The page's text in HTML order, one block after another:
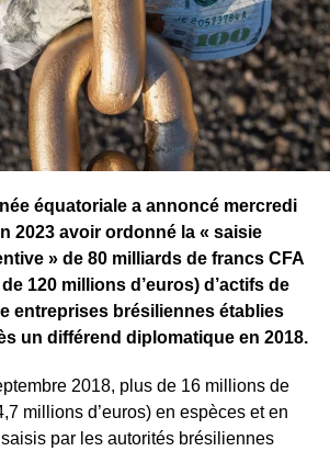
équatoriale a annoncé mercredi
2023 avoir ordonné la « saisie
» de 80 milliards de francs CFA
120 millions d’euros) d’actifs de
entreprises brésiliennes établies
un différend diplomatique en 2018.
2018, plus de 16 millions de
millions d’euros) en espèces et en
par les autorités brésiliennes